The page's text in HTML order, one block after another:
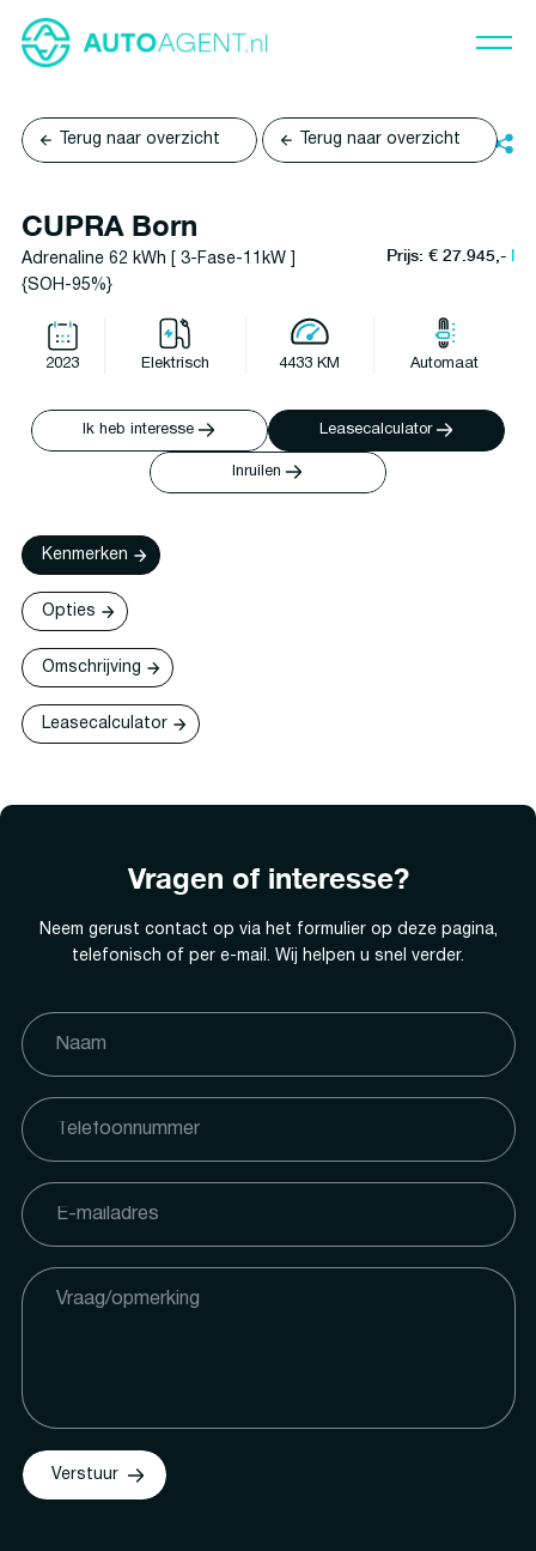
Terug naar overzicht Terug naar overzicht
CUPRA Born
Adrenaline 62 kWh [ 3-Fase-11kW ]
{SOH-95%}
Prijs: € 27.945,-l
2023 Elektrisch 4433 KM Automaat
Ik heb interesse Leasecalculator
Inruilen
Kenmerken
Opties
Omschrijving
Leasecalculator
Vragen of interesse?
Neem gerust contact op via het formulier op deze pagina,
telefonisch of per e-mail. Wij helpen u snel verder.
Verstuur